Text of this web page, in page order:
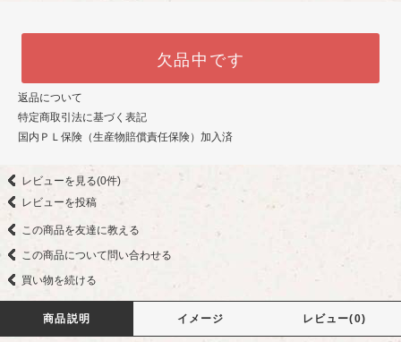
欠品中です
返品について
特定商取引法に基づく表記
国内ＰＬ保険（生産物賠償責任保険）加入済
レビューを見る(0件)
レビューを投稿
この商品を友達に教える
この商品について問い合わせる
買い物を続ける
商品説明 イメージ レビュー(0)